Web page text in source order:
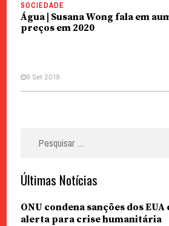
SOCIEDADE
Água | Susana Wong fala em
preços em 2020
9 Set 2019
Últimas Notícias
ONU condena sanções dos
alerta para crise humanitária